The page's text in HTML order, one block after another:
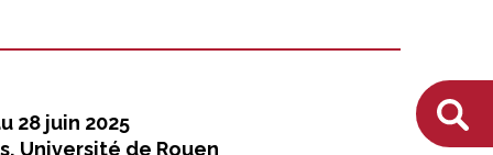
28 juin 2025
Université de Rouen